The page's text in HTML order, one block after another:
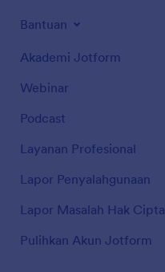
Bantuan
Akademi Jotform
Webinar
Podcast
Layanan Profesional
Lapor Penyalahgunaan
Lapor Masalah Hak Cipta
Pulihkan Akun Jotform